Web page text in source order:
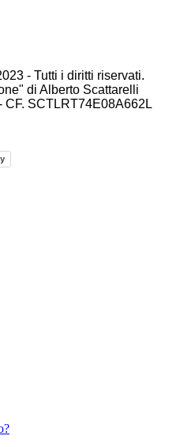
- Tutti i diritti riservati.
di Alberto Scattarelli
CF. SCTLRT74E08A662L